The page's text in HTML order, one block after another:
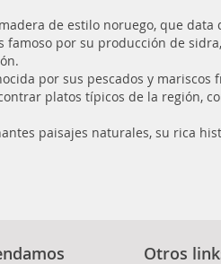
de estilo noruego, que data
por su producción de
por sus pescados y mariscos
platos típicos de la región,
paisajes naturales, su rica
Otros